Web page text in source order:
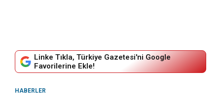
Linke Tıkla, Türkiye Gazetesi'ni Google
Favorilerine Ekle!
HABERLER